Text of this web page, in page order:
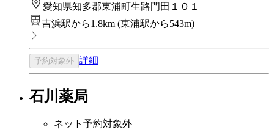
愛知県知多郡東浦町生路門田１０１
吉浜駅から1.8km (東浦駅から543m)
予約対象外 詳細
石川薬局
ネット予約対象外